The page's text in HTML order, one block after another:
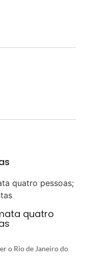
quatro
o Rio de Janeiro do